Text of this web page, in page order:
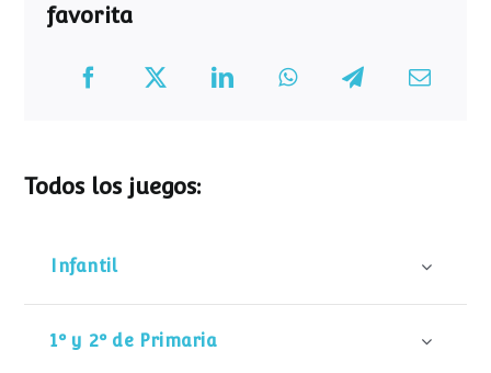
favorita
Todos los juegos:
Infantil
1º y 2º de Primaria